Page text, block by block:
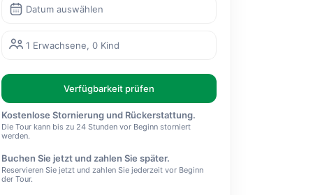
Datum auswählen
1 Erwachsene, 0 Kind
Verfügbarkeit prüfen
Kostenlose Stornierung und Rückerstattung.
Die Tour kann bis zu 24 Stunden vor Beginn storniert
werden.
Buchen Sie jetzt und zahlen Sie später.
Reservieren Sie jetzt und zahlen Sie jederzeit vor Beginn
der Tour.